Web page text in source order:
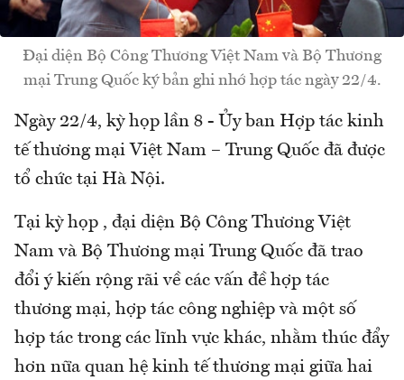
Đại diện Bộ Công Thương Việt Nam và Bộ Thương
mại Trung Quốc ký bản ghi nhớ hợp tác ngày 22/4.
Ngày 22/4, kỳ họp lần 8 - Ủy ban Hợp tác kinh
tế thương mại Việt Nam – Trung Quốc đã được
tổ chức tại Hà Nội.
Tại kỳ họp , đại diện Bộ Công Thương Việt
Nam và Bộ Thương mại Trung Quốc đã trao
đổi ý kiến rộng rãi về các vấn đề hợp tác
thương mại, hợp tác công nghiệp và một số
hợp tác trong các lĩnh vực khác, nhằm thúc đẩy
hơn nữa quan hệ kinh tế thương mại giữa hai